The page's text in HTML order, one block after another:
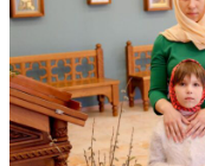
Материалы
Помочь